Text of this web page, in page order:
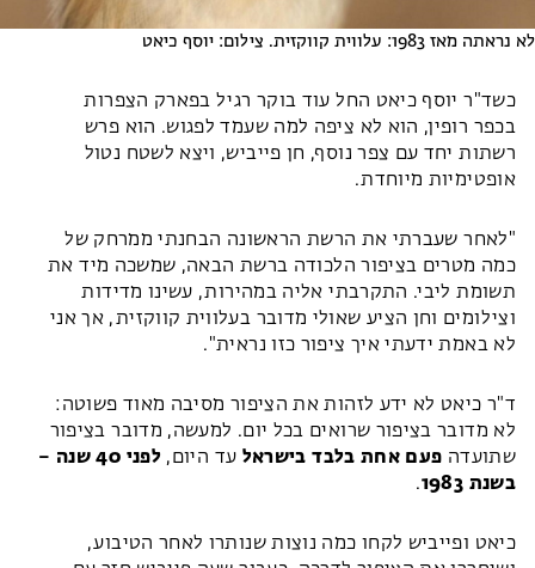
לא נראתה מאז 1983: עלווית קווקזית. צילום: יוסף כיאט
כשד"ר יוסף כיאט החל עוד בוקר רגיל בפארק הצפרות
בכפר רופין, הוא לא ציפה למה שעמד לפגוש. הוא פרש
רשתות יחד עם צפר נוסף, חן פייביש, ויצא לשטח נטול
אופטימיות מיוחדת.
"לאחר שעברתי את הרשת הראשונה הבחנתי ממרחק של
כמה מטרים בציפור הלכודה ברשת הבאה, שמשכה מיד את
תשומת ליבי. התקרבתי אליה במהירות, עשינו מדידות
וצילומים וחן הציע שאולי מדובר בעלווית קווקזית, אך אני
לא באמת ידעתי איך ציפור כזו נראית".
ד"ר כיאט לא ידע לזהות את הציפור מסיבה מאוד פשוטה:
לא מדובר בציפור שרואים בכל יום. למעשה, מדובר בציפור
שתועדה פעם אחת בלבד בישראל עד היום,
לפני 40 שנה –
בשנת 1983
.
כיאט ופייביש לקחו כמה נוצות שנותרו לאחר הטיבוע,